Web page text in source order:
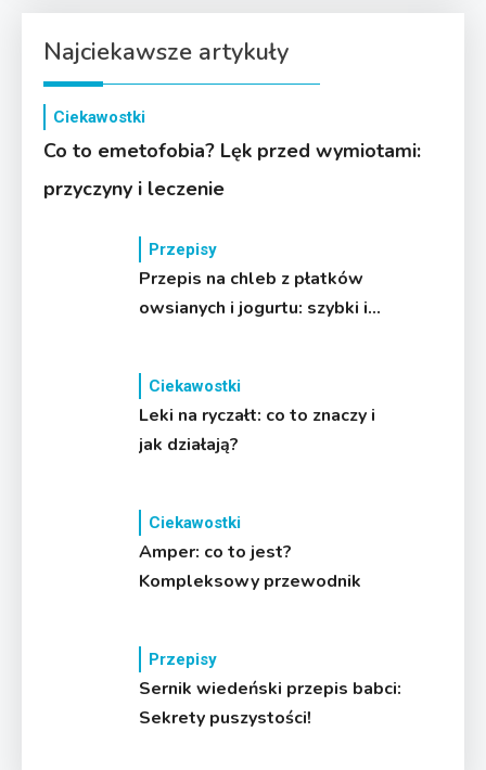
Najciekawsze artykuły
Ciekawostki
Co to emetofobia? Lęk przed wymiotami:
przyczyny i leczenie
Przepisy
Przepis na chleb z płatków
owsianych i jogurtu: szybki i
Ciekawostki
Leki na ryczałt: co to znaczy i
jak działają?
Ciekawostki
Amper: co to jest?
Kompleksowy przewodnik
Przepisy
Sernik wiedeński przepis babci:
Sekrety puszystości!